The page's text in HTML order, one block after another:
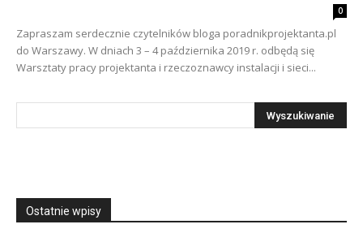
0
Zapraszam serdecznie czytelników bloga poradnikprojektanta.pl
do Warszawy. W dniach 3 – 4 października 2019 r. odbędą się
Warsztaty pracy projektanta i rzeczoznawcy instalacji i sieci...
Ostatnie wpisy